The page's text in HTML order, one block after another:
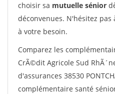
choisir sa mutuelle sénior
déconvenues. N'hésitez
à votre besoin.
Comparez les
CrÃ©dit Agricole Sud
d'assurances 38530
complémentaire santé